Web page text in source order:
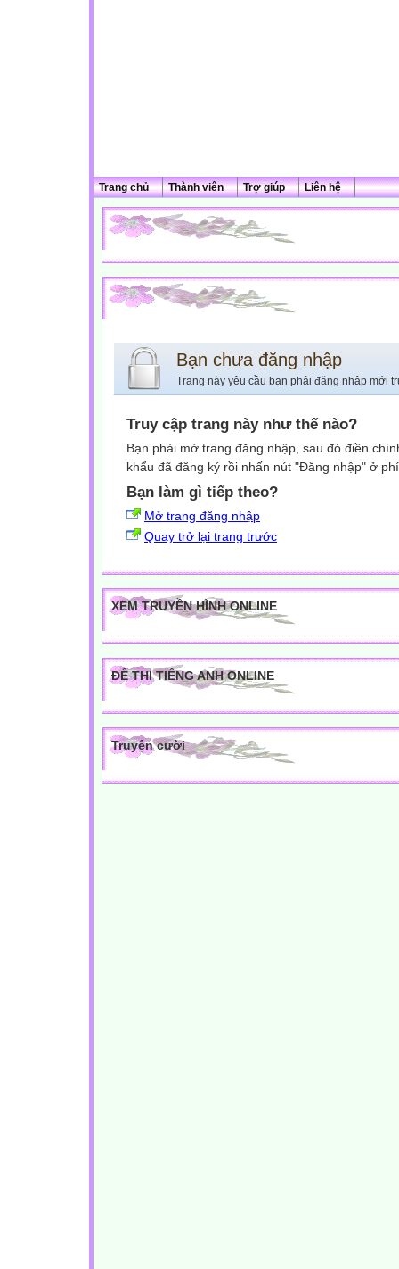
Trang chủ Thành viên Trợ giúp Liên hệ
Bạn chưa đăng nhập
Trang này yêu cầu bạn phải đăng nhập mới
Truy cập trang này như thế nào?
Bạn phải mở trang đăng nhập, sau đó điền
khẩu đã đăng ký rồi nhấn nút "Đăng nhập" ở
Bạn làm gì tiếp theo?
Mở trang đăng nhập
Quay trở lại trang trước
XEM TRUYỀN HÌNH ONLINE
ĐỀ THI TIẾNG ANH ONLINE
Truyện cười